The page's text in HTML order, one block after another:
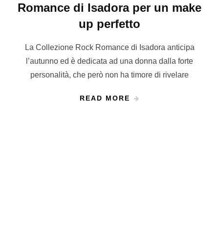
Romance di Isadora per un make
up perfetto
La Collezione Rock Romance di Isadora anticipa
l’autunno ed è dedicata ad una donna dalla forte
personalità, che però non ha timore di rivelare
READ MORE